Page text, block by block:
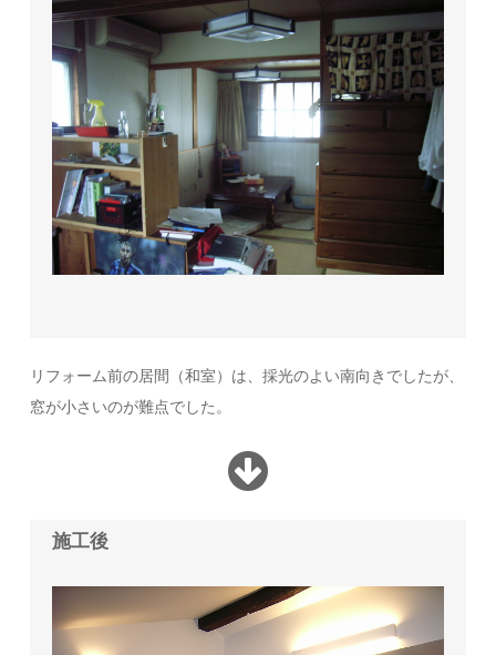
リフォーム前の居間（和室）は、採光のよい南向きでしたが、
窓が小さいのが難点でした。
施工後